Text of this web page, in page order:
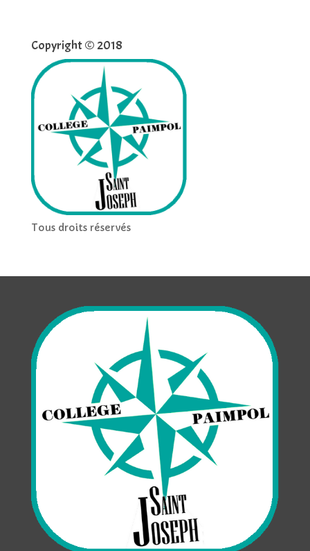
Copyright © 2018
Tous droits réservés